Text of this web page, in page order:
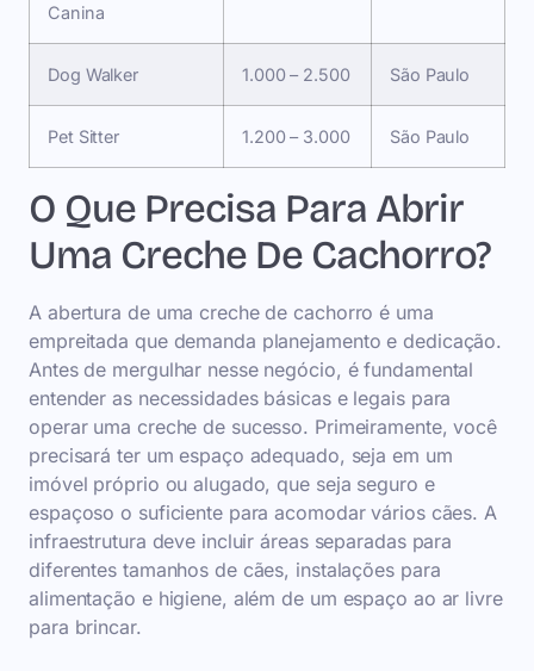
Canina
Dog Walker 1.000 – 2.500 São Paulo
Pet Sitter 1.200 – 3.000 São Paulo
O Que Precisa Para Abrir
Uma Creche De Cachorro?
A abertura de uma creche de cachorro é uma
empreitada que demanda planejamento e dedicação.
Antes de mergulhar nesse negócio, é fundamental
entender as necessidades básicas e legais para
operar uma creche de sucesso. Primeiramente, você
precisará ter um espaço adequado, seja em um
imóvel próprio ou alugado, que seja seguro e
espaçoso o suficiente para acomodar vários cães. A
infraestrutura deve incluir áreas separadas para
diferentes tamanhos de cães, instalações para
alimentação e higiene, além de um espaço ao ar livre
para brincar.